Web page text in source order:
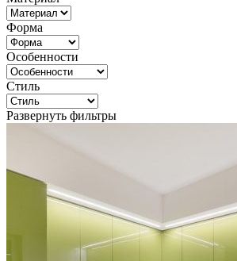
Форма
Особенности
Стиль
Развернуть фильтры